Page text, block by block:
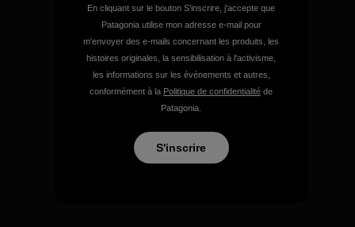
de terrain.
Consulter Patagonia Action Works
Nous faisons durer votre
équipement.
En cliquant sur le bouton S’inscrire, j'accepte que
Patagonia utilise mon adresse e-mail pour
m'envoyer des e-mails concernant les produits, les
histoires originales, la sensibilisation à l'activisme,
les informations sur les événements et autres,
conformément à la Politique de confidentialité de
Patagonia.
S'inscrire